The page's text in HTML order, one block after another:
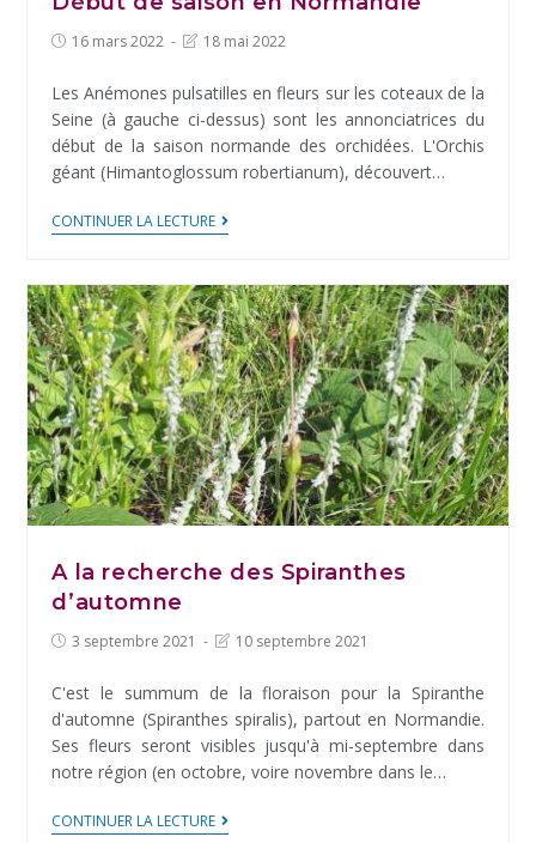
Post16 mars 2022
Post18 mai 2022
Les Anémones pulsatilles en fleurs sur les coteaux de la
Seine (à gauche ci-dessus) sont les annonciatrices du
début de la saison normande des orchidées. L'Orchis
géant (Himantoglossum robertianum), découvert…
CONTINUER LA LECTURE
Début
en
Normandie
A la recherche des Spiranthes
d’automne
Post3 septembre 2021
Post10 septembre 2021
C'est le summum de la floraison pour la Spiranthe
d'automne (Spiranthes spiralis), partout en Normandie.
Ses fleurs seront visibles jusqu'à mi-septembre dans
notre région (en octobre, voire novembre dans le…
CONTINUER LA LECTURE
A